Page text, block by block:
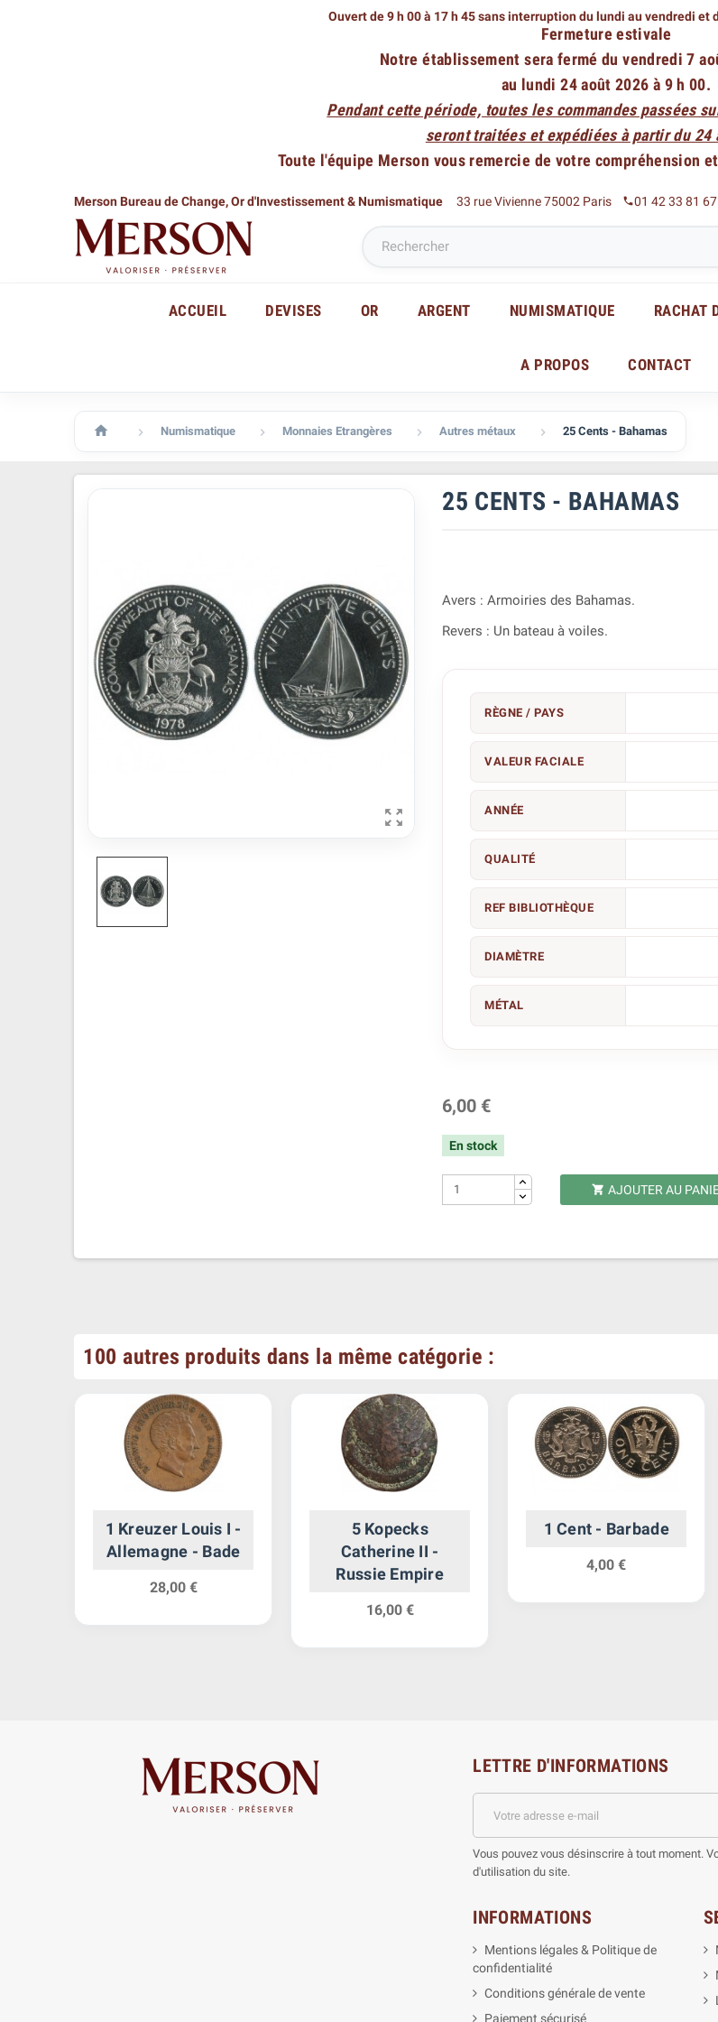
Ouvert de 9 h 00 à 17 h 45 sans interruption du lundi au vendredi et
Fermeture estivale
Notre établissement sera fermé du vendredi 7
au lundi 24 août 2026 à 9 h 00.
Pendant cette période, toutes les commandes passées
seront traitées et expédiées à partir du 24
Toute l'équipe Merson vous remercie de votre compréhension
Merson Bureau de Change, Or d'Investissement & Numismatique 33 rue Vivienne 75002 Paris phone01 42 33 81 67
ACCUEIL DEVISES OR ARGENT NUMISMATIQUE RACHAT
A PROPOS CONTACT
  Numismatique  Monnaies Etrangères  Autres métaux  25 Cents - Bahamas

25 CENTS - BAHAMAS
Avers : Armoiries des Bahamas.
Revers : Un bateau à voiles.
RÈGNE / PAYS
VALEUR FACIALE
ANNÉE
QUALITÉ
REF BIBLIOTHÈQUE
DIAMÈTRE
MÉTAL
6,00 €
En stock
 AJOUTER AU
100 autres produits dans la même catégorie :
1 Kreuzer Louis I -
Allemagne - Bade
28,00 €
5 Kopecks
Catherine II -
Russie Empire
16,00 €
1 Cent - Barbade
4,00 €
LETTRE D'INFORMATIONS
Vous pouvez vous désinscrire à tout moment.
d'utilisation du site.
INFORMATIONS
Mentions légales & Politique de
confidentialité
Conditions générale de vente
Paiement sécurisé